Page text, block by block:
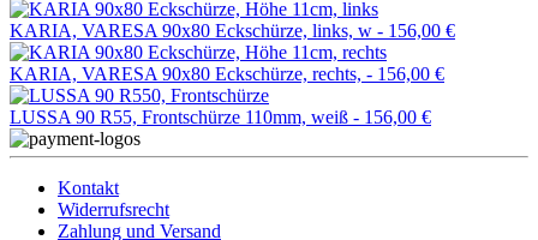
KARIA, VARESA 90x80 Eckschürze, links, w - 156,00 €
KARIA, VARESA 90x80 Eckschürze, rechts, - 156,00 €
LUSSA 90 R55, Frontschürze 110mm, weiß - 156,00 €
Kontakt
Widerrufsrecht
Zahlung und Versand